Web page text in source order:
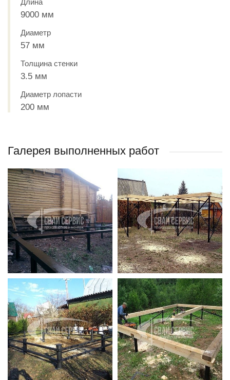
Длина
9000 мм
Диаметр
57 мм
Толщина стенки
3.5 мм
Диаметр лопасти
200 мм
Галерея выполненных работ